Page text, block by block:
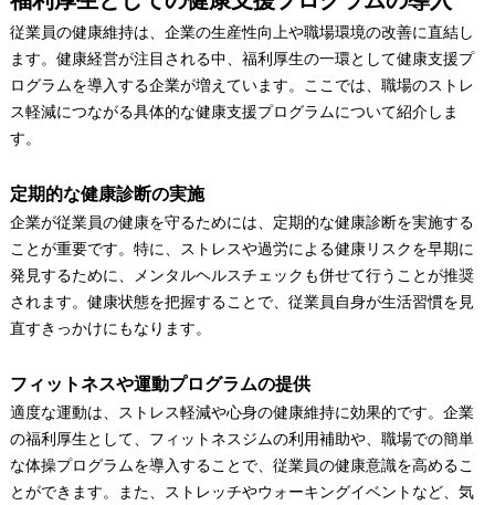
従業員の健康維持は、企業の生産性向上や職場環境の改善に直結し
ます。健康経営が注目される中、福利厚生の一環として健康支援プ
ログラムを導入する企業が増えています。ここでは、職場のストレ
ス軽減につながる具体的な健康支援プログラムについて紹介しま
す。
定期的な健康診断の実施
企業が従業員の健康を守るためには、定期的な健康診断を実施する
ことが重要です。特に、ストレスや過労による健康リスクを早期に
発見するために、メンタルヘルスチェックも併せて行うことが推奨
されます。健康状態を把握することで、従業員自身が生活習慣を見
直すきっかけにもなります。
フィットネスや運動プログラムの提供
適度な運動は、ストレス軽減や心身の健康維持に効果的です。企業
の福利厚生として、フィットネスジムの利用補助や、職場での簡単
な体操プログラムを導入することで、従業員の健康意識を高めるこ
とができます。また、ストレッチやウォーキングイベントなど、気